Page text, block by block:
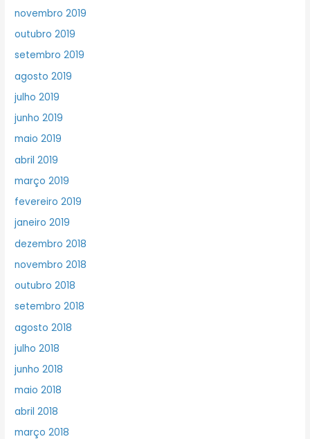
novembro 2019
outubro 2019
setembro 2019
agosto 2019
julho 2019
junho 2019
maio 2019
abril 2019
março 2019
fevereiro 2019
janeiro 2019
dezembro 2018
novembro 2018
outubro 2018
setembro 2018
agosto 2018
julho 2018
junho 2018
maio 2018
abril 2018
março 2018